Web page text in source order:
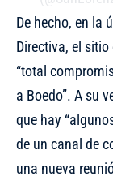
De hecho, en la
Directiva, el
“total
a Boedo”. A su
que hay
de un canal de
una nueva